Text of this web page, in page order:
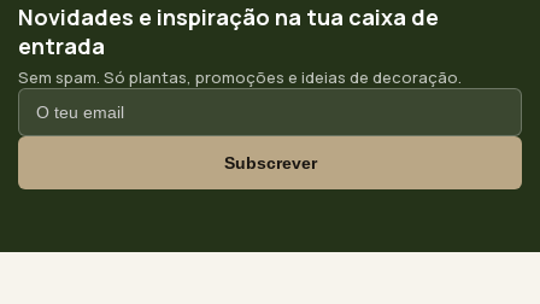
Novidades e inspiração na tua caixa de
entrada
Sem spam. Só plantas, promoções e ideias de decoração.
Subscrever